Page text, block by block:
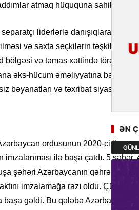
atmaq hüququna sahib
liderlərlə danışıqlara
və saxta seçkilərin təşkili kimi
və təmas xəttində törədilən
əks-hücum əməliyyatına
bəyanatları və təxribat siyasətidir.
ordusunun 2020-ci il
imzalanması ilə başa çatdı. 5
şəhəri Azərbaycanın qəhrəman
imzalamağa razı oldu. Çünki,
başa gəldi. Bu qələbə
Awards
-
ƏN